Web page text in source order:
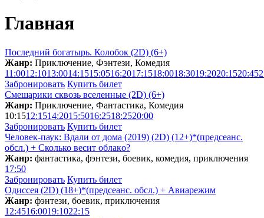
Главная
Последний богатырь. Колобок (2D) (6+)
Жанр: Приключение, Фэнтези, Комедия
11:0012:1013:0014:1515:0516:2017:1518:0018:3019:2020:1520:45
Забронировать Купить билет
Смешарики сквозь вселенные (2D) (6+)
Жанр: Приключение, Фантастика, Комедия
10:1512:1514:2015:5016:2518:2520:00
Забронировать Купить билет
Человек-паук: Вдали от дома (2019) (2D) (12+)*(предсеанс.
обсл.) + Сколько весит облакo?
Жанр: фантастика, фэнтези, боевик, комедия, приключения
17:50
Забронировать Купить билет
Одиссея (2D) (18+)*(предсеанс. обсл.) + Aвиарежим
Жанр: фэнтези, боевик, приключения
12:4516:0019:1022:15